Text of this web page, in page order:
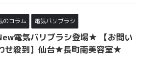
のコラム 電気バリブラシ
電気バリブラシ登場★ 【お問い
せ殺到】仙台★長町南美容室★